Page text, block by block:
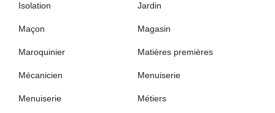
Isolation Jardin
Maçon Magasin
Maroquinier Matières premières
Mécanicien Menuiserie
Menuiserie Métiers